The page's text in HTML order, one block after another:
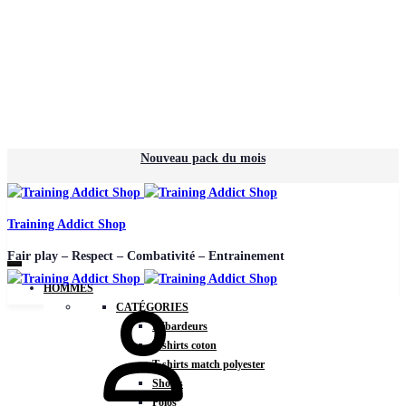
Nouveau pack du mois
Training Addict Shop
Fair play – Respect – Combativité – Entrainement
HOMMES
CATÉGORIES
Débardeurs
T-shirts coton
T-shirts match polyester
Shorts
Polos